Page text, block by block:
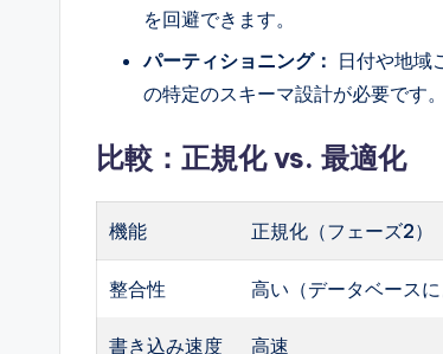
を回避できます。
パーティショニング： 日付や地域
の特定のスキーマ設計が必要です。
比較：正規化 vs. 最適化
機能 正規化（フェーズ2）
整合性 高い（データベースに
書き込み速度 高速